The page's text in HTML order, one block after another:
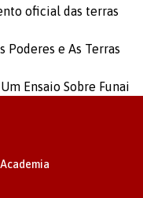
oficial das terras
Poderes e As Terras
Ensaio Sobre Funai
Academia